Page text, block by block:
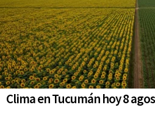
Clima en Tucumán hoy 8